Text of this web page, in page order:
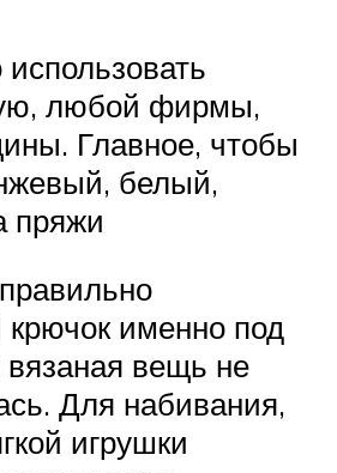
любой фирмы,
Главное, чтобы
белый,
пряжи
именно под
вещь не
Для набивания,
игрушки